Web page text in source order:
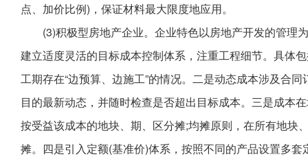
点、加价比例)，保证材料最大限度地应用。
(3)积极型房地产企业。企业特色以房地产开发的管理
建立适度灵活的目标成本控制体系，注重工程细节。具体
工期存在“边预算、边施工”的情况。二是动态成本涉及合
目的最新动态，并随时检查是否超出目标成本。三是成本
按受益该成本的地块、期、区分摊;均摊原则，在所有地块
摊。四是引入定额(基准价)体系，按照不同的产品设置多